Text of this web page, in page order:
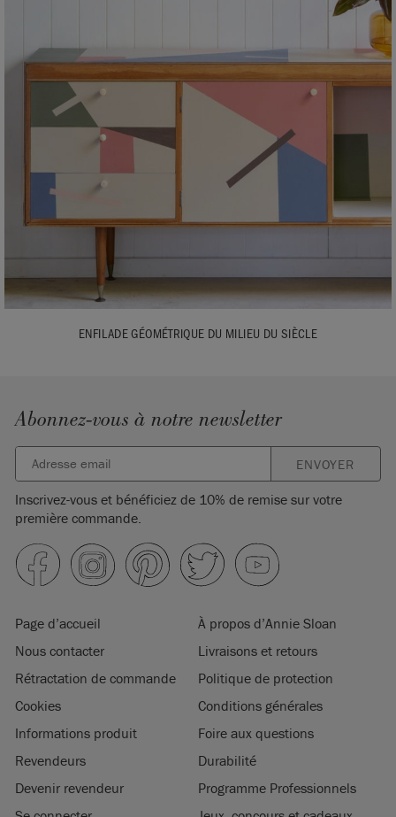
ENFILADE GÉOMÉTRIQUE DU MILIEU DU SIÈCLE
Abonnez-vous à notre newsletter
ENVOYER
Inscrivez-vous et bénéficiez de 10% de remise sur votre
première commande.
Page d’accueil
À propos d’Annie Sloan
Nous contacter
Livraisons et retours
Rétractation de commande
Politique de protection
Cookies
Conditions générales
Informations produit
Foire aux questions
Revendeurs
Durabilité
Devenir revendeur
Programme Professionnels